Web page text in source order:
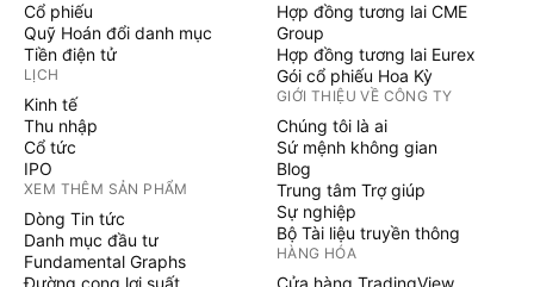
Cổ phiếu
Quỹ Hoán đổi danh mục
Tiền điện tử
LỊCH
Kinh tế
Thu nhập
Cổ tức
IPO
XEM THÊM SẢN PHẨM
Dòng Tin tức
Danh mục đầu tư
Fundamental Graphs
Đường cong lợi suất
Hợp đồng tương lai CME
Group
Hợp đồng tương lai Eurex
Gói cổ phiếu Hoa Kỳ
GIỚI THIỆU VỀ CÔNG TY
Chúng tôi là ai
Sứ mệnh không gian
Blog
Trung tâm Trợ giúp
Sự nghiệp
Bộ Tài liệu truyền thông
HÀNG HÓA
Cửa hàng TradingView